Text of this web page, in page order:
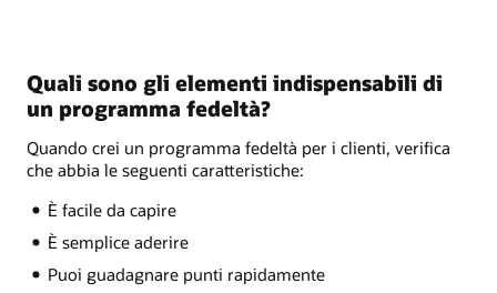
Quali sono gli elementi indispensabili di
un programma fedeltà?
Quando crei un programma fedeltà per i clienti, verifica
che abbia le seguenti caratteristiche:
È facile da capire
È semplice aderire
Puoi guadagnare punti rapidamente